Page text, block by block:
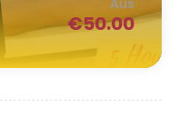
Aus
€50.00